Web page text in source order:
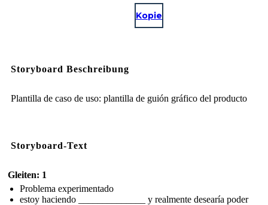
Kopie
Storyboard Beschreibung
Plantilla de caso de uso: plantilla de guión gráfico del producto
Storyboard-Text
Gleiten: 1
Problema experimentado
estoy haciendo ______________ y realmente desearía poder